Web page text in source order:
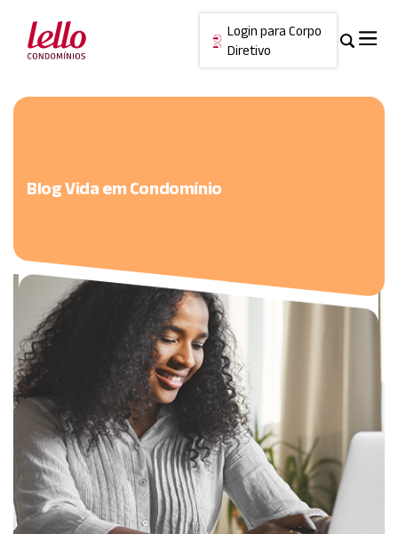
Login para Corpo
Diretivo
Cancelar
Blog Vida em Condomínio